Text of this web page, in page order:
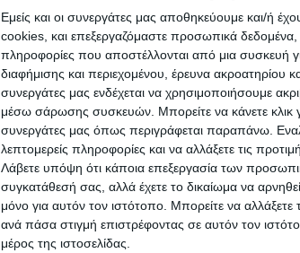
Εμείς και οι συνεργάτες μας αποθηκεύουμε και/ή
cookies, και επεξεργαζόμαστε προσωπικά
πληροφορίες που αποστέλλονται από μια συσκευή
διαφήμισης και περιεχομένου, έρευνα ακροατηρίου
συνεργάτες μας ενδέχεται να χρησιμοποιήσουμε
μέσω σάρωσης συσκευών. Μπορείτε να κάνετε κλικ
συνεργάτες μας όπως περιγράφεται παραπάνω.
λεπτομερείς πληροφορίες και να αλλάξετε τις
Λάβετε υπόψη ότι κάποια επεξεργασία των
συγκατάθεσή σας, αλλά έχετε το δικαίωμα να
μόνο για αυτόν τον ιστότοπο. Μπορείτε να
ανά πάσα στιγμή επιστρέφοντας σε αυτόν τον
μέρος της ιστοσελίδας.